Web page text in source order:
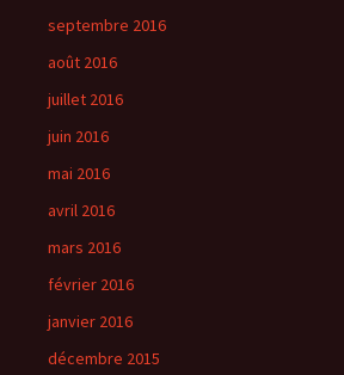
septembre 2016
août 2016
juillet 2016
juin 2016
mai 2016
avril 2016
mars 2016
février 2016
janvier 2016
décembre 2015